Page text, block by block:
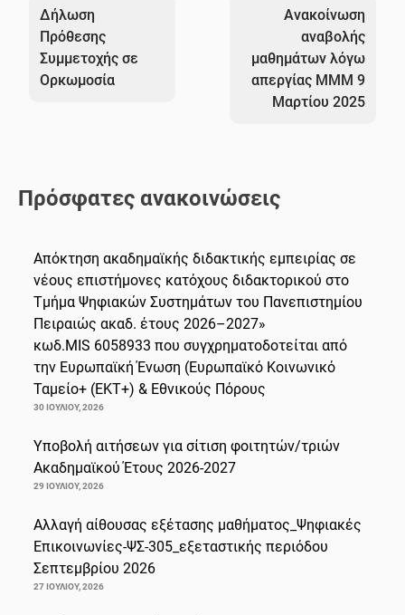
άρθρων
Δήλωση
Πρόθεσης
Συμμετοχής σε
Ορκωμοσία
Ανακοίνωση
αναβολής
μαθημάτων λόγω
απεργίας ΜΜΜ 9
Μαρτίου 2025
Πρόσφατες ανακοινώσεις
Απόκτηση ακαδημαϊκής διδακτικής εμπειρίας σε
νέους επιστήμονες κατόχους διδακτορικού στο
Τμήμα Ψηφιακών Συστημάτων του Πανεπιστημίου
Πειραιώς ακαδ. έτους 2026–2027»
κωδ.MIS 6058933 που συγχρηματοδοτείται από
την Ευρωπαϊκή Ένωση (Ευρωπαϊκό Κοινωνικό
Ταμείο+ (ΕΚΤ+) & Εθνικούς Πόρους
30 ΙΟΥΛΊΟΥ, 2026
Υποβολή αιτήσεων για σίτιση φοιτητών/τριών
Ακαδημαϊκού Έτους 2026-2027
29 ΙΟΥΛΊΟΥ, 2026
Αλλαγή αίθουσας εξέτασης μαθήματος_Ψηφιακές
Επικοινωνίες-ΨΣ-305_εξεταστικής περιόδου
Σεπτεμβρίου 2026
27 ΙΟΥΛΊΟΥ, 2026